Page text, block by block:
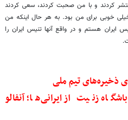
کردند و با من صحبت کردند، سعی کردند
خوبی برای من بود. به هر حال اینکه من
ایران هستم و در واقع آنها تنیس ایران را
ذخیره‌های تیم ملی
زنیت از ایرانی‌ها؛ آنفالو